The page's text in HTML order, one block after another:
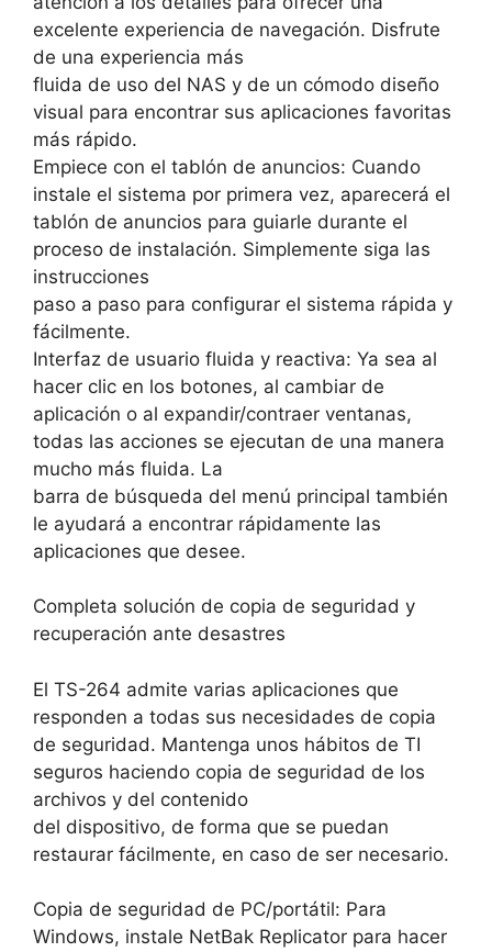
excelente experiencia de navegación. Disfrute
de una experiencia más
fluida de uso del NAS y de un cómodo diseño
visual para encontrar sus aplicaciones favoritas
más rápido.
Empiece con el tablón de anuncios: Cuando
instale el sistema por primera vez, aparecerá el
tablón de anuncios para guiarle durante el
proceso de instalación. Simplemente siga las
instrucciones
paso a paso para configurar el sistema rápida y
fácilmente.
Interfaz de usuario fluida y reactiva: Ya sea al
hacer clic en los botones, al cambiar de
aplicación o al expandir/contraer ventanas,
todas las acciones se ejecutan de una manera
mucho más fluida. La
barra de búsqueda del menú principal también
le ayudará a encontrar rápidamente las
aplicaciones que desee.
Completa solución de copia de seguridad y
recuperación ante desastres
El TS-264 admite varias aplicaciones que
responden a todas sus necesidades de copia
de seguridad. Mantenga unos hábitos de TI
seguros haciendo copia de seguridad de los
archivos y del contenido
del dispositivo, de forma que se puedan
restaurar fácilmente, en caso de ser necesario.
Copia de seguridad de PC/portátil: Para
Windows, instale NetBak Replicator para hacer